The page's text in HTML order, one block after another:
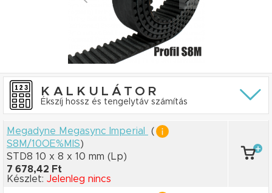
KALKULÁTOR
Ékszíj hossz és tengelytáv számítás
Megadyne Megasync Imperial
(
S8M/10OE%MIS)
STD8 10 x 8 x 10 mm (Lp)
7 678,42 Ft
Készlet: Jelenleg nincs